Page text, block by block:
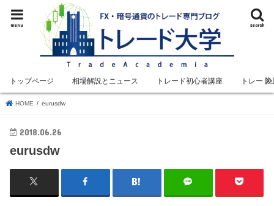
search
menu
トップページ 相場解説とニュース トレード初心者講座 トレード
HOME eurusdw
2018.06.26
eurusdw